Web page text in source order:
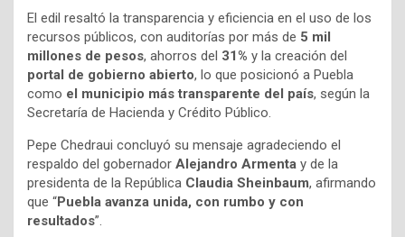
El edil resaltó la transparencia y eficiencia en el uso de los
recursos públicos, con auditorías por más de 5 mil
millones de pesos, ahorros del 31% y la creación del
portal de gobierno abierto, lo que posicionó a Puebla
como el municipio más transparente del país, según la
Secretaría de Hacienda y Crédito Público.
Pepe Chedraui concluyó su mensaje agradeciendo el
respaldo del gobernador Alejandro Armenta y de la
presidenta de la República Claudia Sheinbaum, afirmando
que “Puebla avanza unida, con rumbo y con
resultados”.